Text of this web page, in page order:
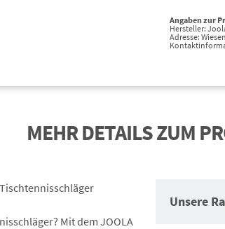
Angaben zur
Hersteller:
Adresse:
MEHR DETAILS ZUM
Mit dem JOOLA
Unsere